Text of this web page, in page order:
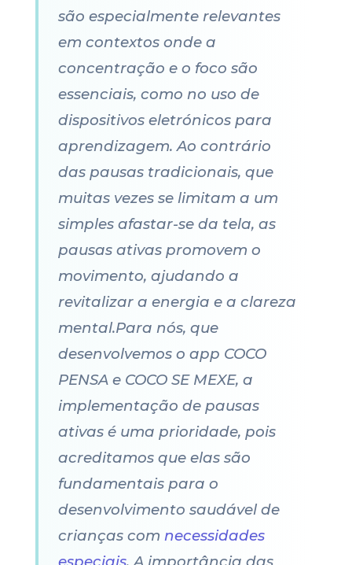
são especialmente relevantes
em contextos onde a
concentração e o foco são
essenciais, como no uso de
dispositivos eletrónicos para
aprendizagem. Ao contrário
das pausas tradicionais, que
muitas vezes se limitam a um
simples afastar-se da tela, as
pausas ativas promovem o
movimento, ajudando a
revitalizar a energia e a clareza
mental.Para nós, que
desenvolvemos o app COCO
PENSA e COCO SE MEXE, a
implementação de pausas
ativas é uma prioridade, pois
acreditamos que elas são
fundamentais para o
desenvolvimento saudável de
crianças com necessidades